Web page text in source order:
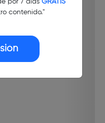
por 7 días GRATIS
contenido."